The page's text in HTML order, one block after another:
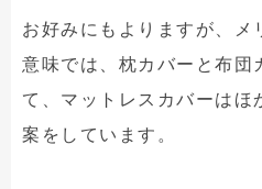
お好みにもよりますが、メ
意味では、枕カバーと布団
て、マットレスカバーはほ
案をしています。